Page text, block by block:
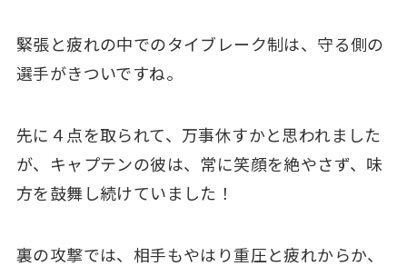
緊張と疲れの中でのタイブレーク制は、守る側の
選手がきついですね。
先に４点を取られて、万事休すかと思われました
が、キャプテンの彼は、常に笑顔を絶やさず、味
方を鼓舞し続けていました！
裏の攻撃では、相手もやはり重圧と疲れからか、